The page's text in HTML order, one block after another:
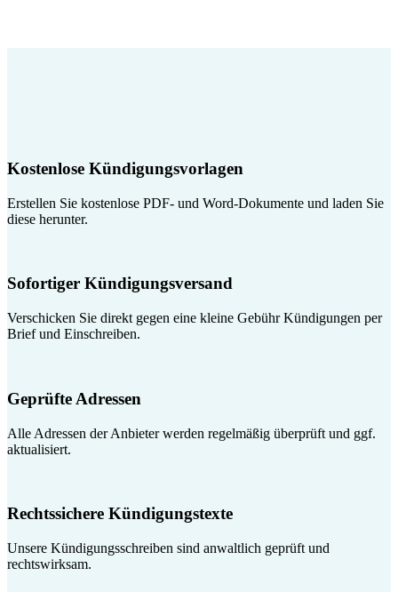
Kostenlose Kündigungsvorlagen
Erstellen Sie kostenlose PDF- und Word-Dokumente und laden Sie
diese herunter.
Sofortiger Kündigungsversand
Verschicken Sie direkt gegen eine kleine Gebühr Kündigungen per
Brief und Einschreiben.
Geprüfte Adressen
Alle Adressen der Anbieter werden regelmäßig überprüft und ggf.
aktualisiert.
Rechtssichere Kündigungstexte
Unsere Kündigungsschreiben sind anwaltlich geprüft und
rechtswirksam.